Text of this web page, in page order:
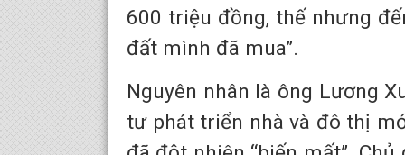
600 triệu đồng, thế nhưng
đất mình đã mua”.
Nguyên nhân là ông Lương
tư phát triển nhà và đô thị